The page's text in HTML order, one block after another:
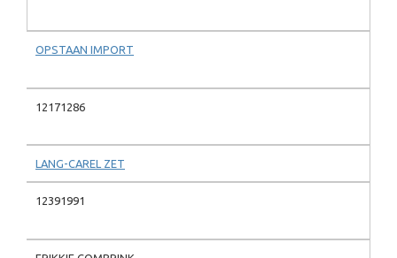
OPSTAAN IMPORT
12171286
LANG-CAREL ZET
12391991